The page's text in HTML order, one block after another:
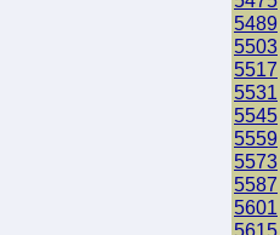
5489
5503
5517
5531
5545
5559
5573
5587
5601
5615